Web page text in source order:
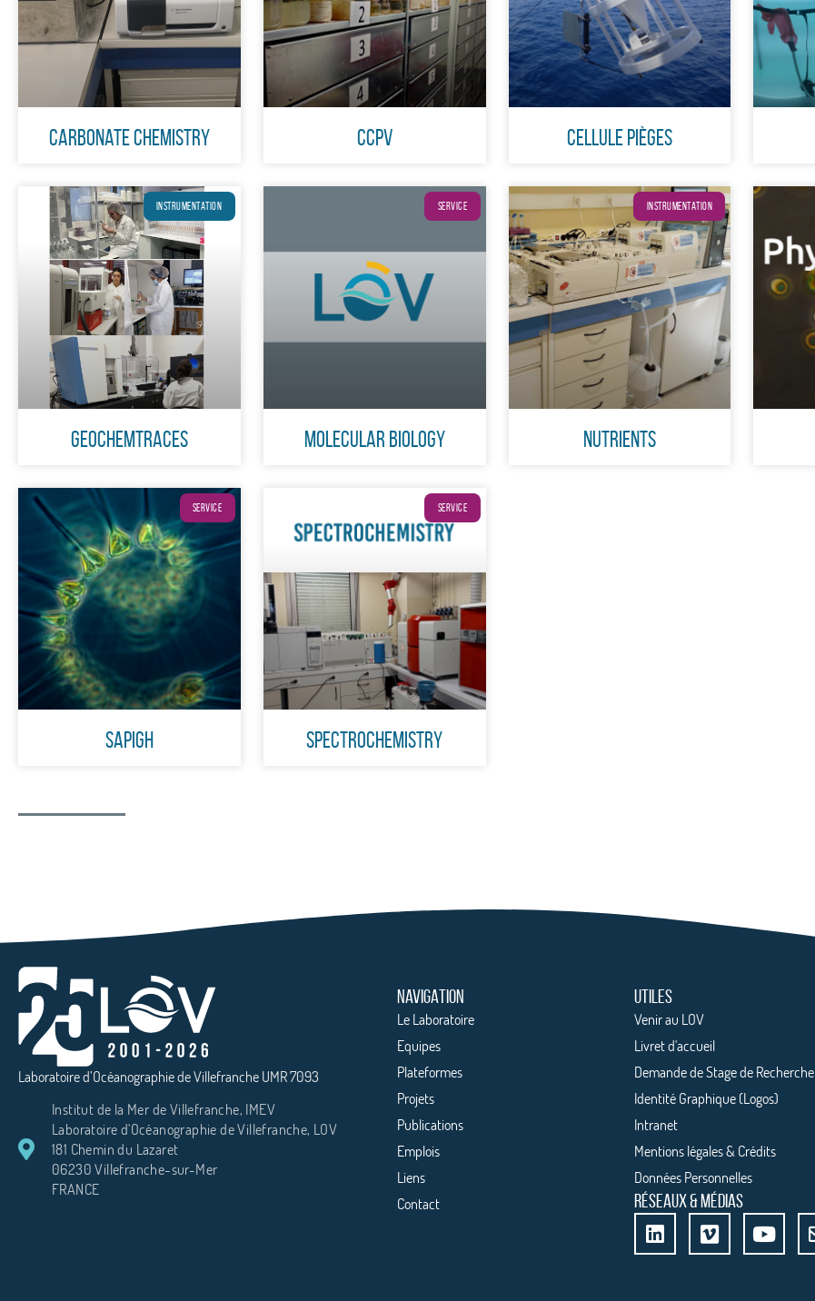
Carbonate chemistry CCPv Cellule Pièges
INSTRUMENTATION
GeochemTraces
SERVICE
Molecular Biology
INSTRUMENTATION
Nutrients
SERVICE
SAPIGH
SERVICE
Spectrochemistry
Laboratoire d’Océanographie de Villefranche UMR 7093
Institut de la Mer de Villefranche, IMEV
Laboratoire d'Océanographie de Villefranche, LOV
181 Chemin du Lazaret
06230 Villefranche-sur-Mer
FRANCE
NAVIGATION
Le Laboratoire
Equipes
Plateformes
Projets
Publications
Emplois
Liens
Contact
UTILES
Venir au LOV
Livret d'accueil
Demande de Stage de Recherche
Identité Graphique (Logos)
Intranet
Mentions légales & Crédits
Données Personnelles
RÉSEAUX & MÉDIAS